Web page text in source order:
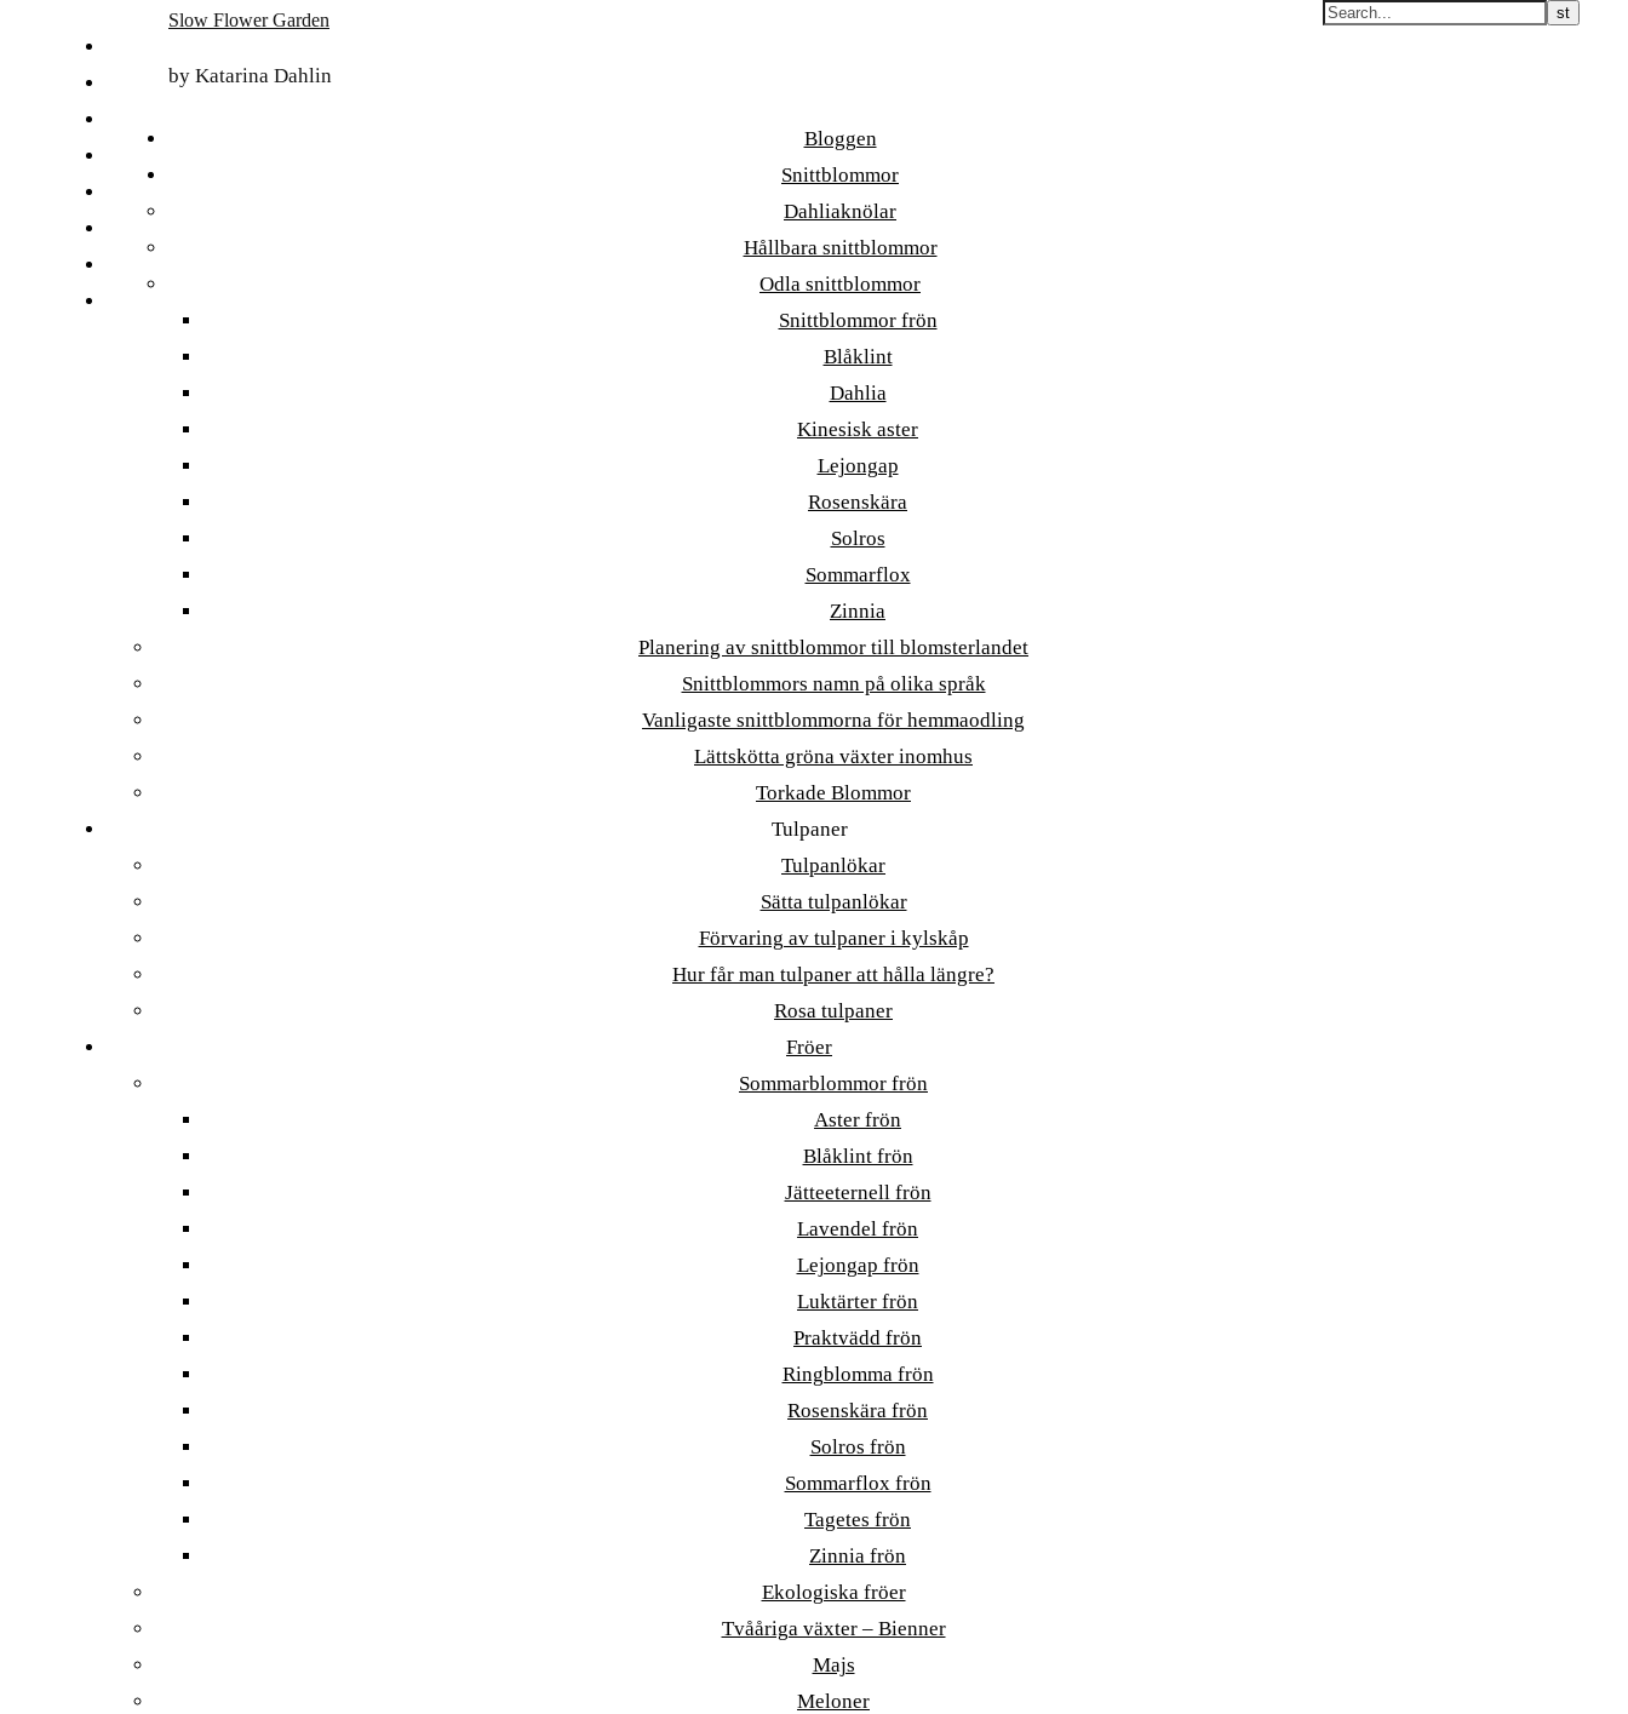
Slow Flower Garden
by Katarina Dahlin
Bloggen
Snittblommor
Dahliaknölar
Hållbara snittblommor
Odla snittblommor
Snittblommor frön
Blåklint
Dahlia
Kinesisk aster
Lejongap
Rosenskära
Solros
Sommarflox
Zinnia
Planering av snittblommor till blomsterlandet
Snittblommors namn på olika språk
Vanligaste snittblommorna för hemmaodling
Lättskötta gröna växter inomhus
Torkade Blommor
Tulpaner
Tulpanlökar
Sätta tulpanlökar
Förvaring av tulpaner i kylskåp
Hur får man tulpaner att hålla längre?
Rosa tulpaner
Fröer
Sommarblommor frön
Aster frön
Blåklint frön
Jätteeternell frön
Lavendel frön
Lejongap frön
Luktärter frön
Praktvädd frön
Ringblomma frön
Rosenskära frön
Solros frön
Sommarflox frön
Tagetes frön
Zinnia frön
Ekologiska fröer
Tvååriga växter – Bienner
Majs
Meloner